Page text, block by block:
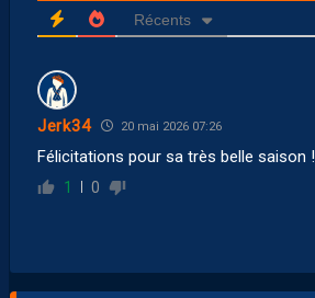
Récents
Jerk34 20 mai 2026 07:26
Félicitations pour sa très belle saison !
1 0